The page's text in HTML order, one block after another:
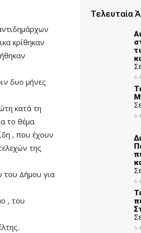
κρίθηκαν
δυο μήνες
κατά τη
το θέμα
, που έχουν
της
του Δήμου για
, του
Τελευταία
6
6
6
5